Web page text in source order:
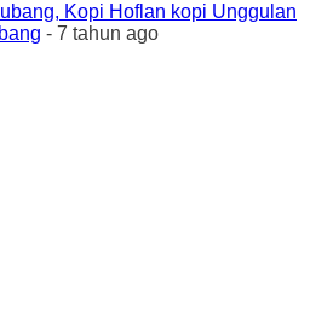
Kopi Hoflan kopi Unggulan
- 7 tahun ago